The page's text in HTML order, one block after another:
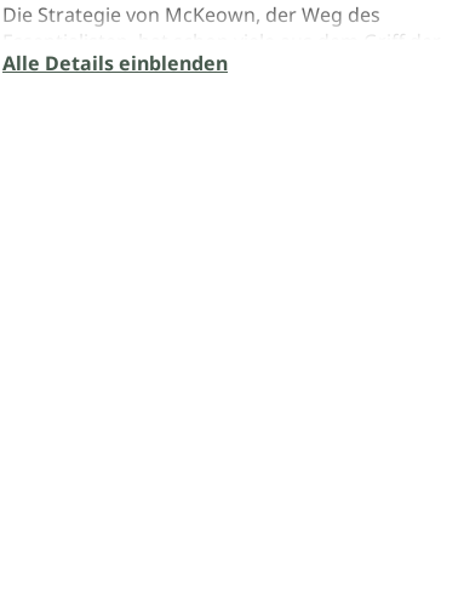
Die Strategie von McKeown, der Weg des
Essentialisten, hat schon viele aus dem Griff der
Belanglosigkeiten und konstanten Überforderung
Alle Details einblenden